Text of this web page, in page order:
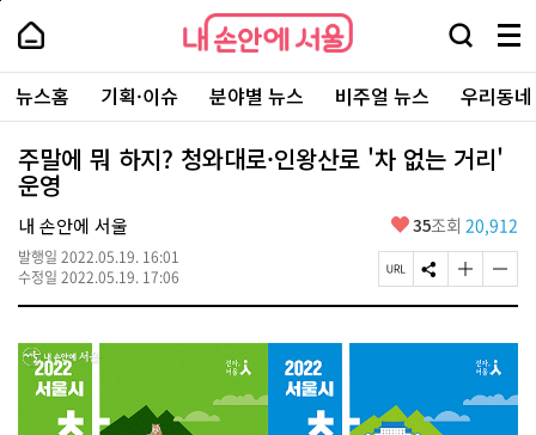
본
로
가
내
손
안
에
서
울
-
서
울
시
대
표
소
통
포
내
손
에
울
검
창
열
기
메
뉴
전
체
보
주
요
서
뉴스홈 기획·이슈 분야별 뉴스 비주얼 뉴스 우리동
주말에 뭐 하지? 청와대로·인왕산로 '차 없는 거리'
운영
내 손안에 서울
발행일 2022.05.19. 16:01
수정일 2022.05.19. 17:06
좋
요
35조회 20,912
페
이
U
복
사
S
N
공
글
자
기
크
게
변
경
글
자
기
게
변
페
상
단
로